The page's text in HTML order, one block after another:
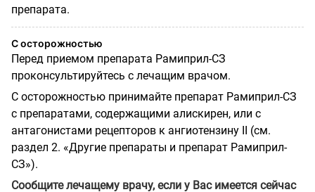
препарата.
С осторожностью
Перед приемом препарата Рамиприл-СЗ
проконсультируйтесь с лечащим врачом.
С осторожностью принимайте препарат Рамиприл-СЗ
с препаратами, содержащими алискирен, или с
антагонистами рецепторов к ангиотензину II (см.
раздел 2. «Другие препараты и препарат Рамиприл-
СЗ»).
Сообщите лечащему врачу, если у Вас имеется сейчас